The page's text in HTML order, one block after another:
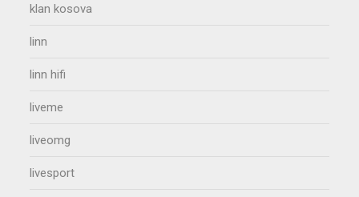
klan kosova
linn
linn hifi
liveme
liveomg
livesport